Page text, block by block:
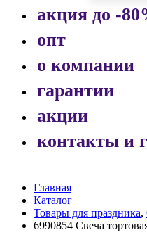
акция до -
опт
о компании
гарантии
акции
контакты и
Главная
Каталог
Товары для праздника,
6990854 Свеча